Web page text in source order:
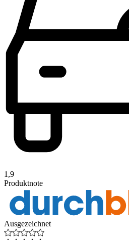
1,9
Produktnote
Ausgezeichnet